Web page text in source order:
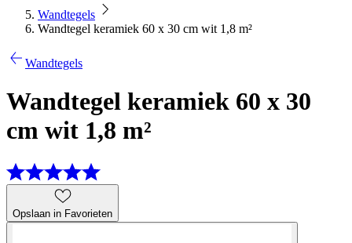
Wandtegels
Wandtegel keramiek 60 x 30 cm wit 1,8 m²
Wandtegels
Wandtegel keramiek 60 x 30
cm wit 1,8 m²
Opslaan in Favorieten